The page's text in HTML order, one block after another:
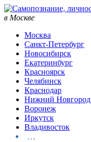
в Москве
Москва
Санкт-Петербург
Новосибирск
Екатеринбург
Красноярск
Челябинск
Краснодар
Нижний Новгород
Воронеж
Иркутск
Владивосток
…